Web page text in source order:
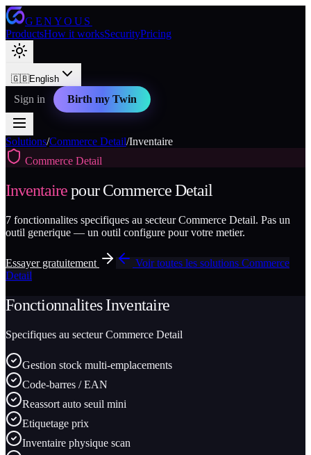
GENYOUS
ProductsHow it worksSecurityPricing
🇬🇧English
Sign in Birth my Twin
Solutions/Commerce Detail/Inventaire
Commerce Detail
InventairepourCommerce Detail
7 fonctionnalites specifiques au secteurCommerce Detail. Pas un
outil generique — un outil configure pour votre metier.
Essayer gratuitement Voir toutes les solutions Commerce
Detail
FonctionnalitesInventaire
Specifiques au secteurCommerce Detail
Gestion stock multi-emplacements
Code-barres / EAN
Reassort auto seuil mini
Etiquetage prix
Inventaire physique scan